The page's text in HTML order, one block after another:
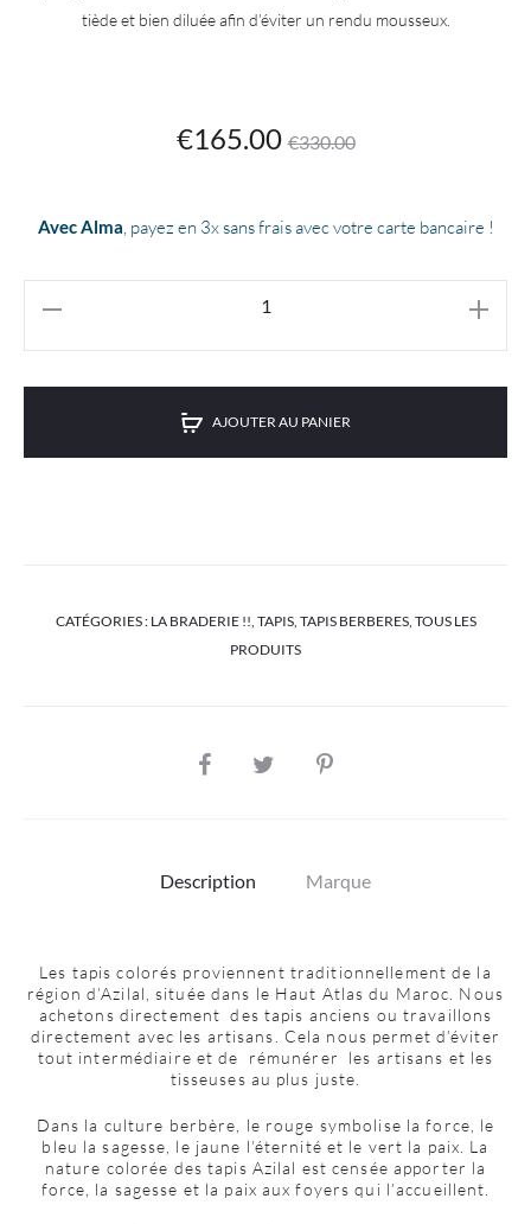
tiède et bien diluée afin d’éviter un rendu mousseux.
€330.00
Le
initial
était :
€330.00.
€165.00
Le
actuel
€165.00.
Avec Alma, payez en 3x sans frais avec votre carte bancaire !
AJOUTER AU PANIER
CATÉGORIES : LA BRADERIE !!, TAPIS, TAPIS BERBERES, TOUS LES
PRODUITS
SHARE
Description Marque
Les tapis colorés proviennent traditionnellement de la
région d’Azilal, située dans le Haut Atlas du Maroc. Nous
achetons directement des tapis anciens ou travaillons
directement avec les artisans. Cela nous permet d’éviter
tout intermédiaire et de rémunérer les artisans et les
tisseuses au plus juste.
Dans la culture berbère, le rouge symbolise la force, le
bleu la sagesse, le jaune l’éternité et le vert la paix. La
nature colorée des tapis Azilal est censée apporter la
force, la sagesse et la paix aux foyers qui l’accueillent.